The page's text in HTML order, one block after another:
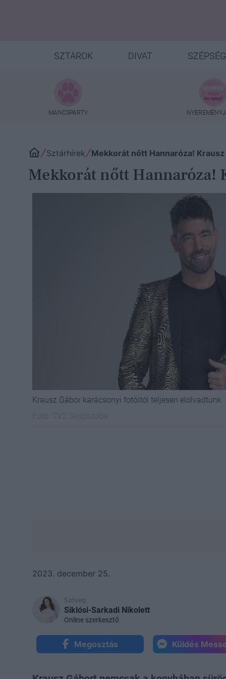
SZTÁROK DIVAT SZÉPSÉG
MANCSPARTY
Sztárhírek Mekkorát nőtt Hannaróza!
Mekkorát nőtt Hannaróza!
Krausz Gábor karácsonyi fotóitól teljesen elolvadtunk
2023. december 25.
Szöveg:
Siklósi-Sarkadi Nikolett
Online szerkesztő
Megosztás Küldés